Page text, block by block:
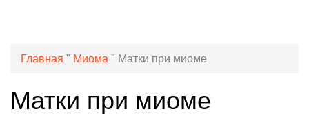
Главная " Миома " Матки при миоме
Матки при миоме